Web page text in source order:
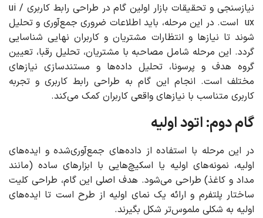
نیازسنجی و تحقیقات بازار اولین گام در طراحی رابط کاربری ui /
ux است. در این مرحله، باید اطلاعات ضروری جمع‌آوری و تحلیل
شوند تا نیازها و انتظارات مشتریان و کاربران نهایی شناسایی
گردد. این مرحله شامل مصاحبه با مشتریان، تحلیل رقبا، تعیین
گروه هدف و پرسونا، تحلیل داده‌ها و مستندسازی نیازهای
مختلف است. انجام این گام به طراحی رابط کاربری و تجربه
کاربری متناسب با نیازهای واقعی کاربران کمک می‌کند.
گام دوم: اتود اولیه
در این مرحله با استفاده از داده‌های جمع‌آوری‌شده و ایده‌های
اولیه، نمونه‌های اولیه یا اسکیچ‌هایی با ابزارهای ساده (مانند
مداد و کاغذ) طراحی می‌شود. هدف اصلی این گام، طراحی کلیت
ساختار پلتفرم و ارائه یک نمای اولیه از طرح است تا ایده‌های
اولیه به شکلی ملموس‌تر شکل بگیرند.